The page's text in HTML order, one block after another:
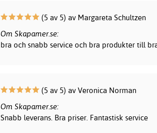
(5 av 5) av Margareta Schultzen
Om Skapamer.se:
bra och snabb service och bra produkter till
(5 av 5) av Veronica Norman
Om Skapamer.se:
Snabb leverans. Bra priser. Fantastisk service